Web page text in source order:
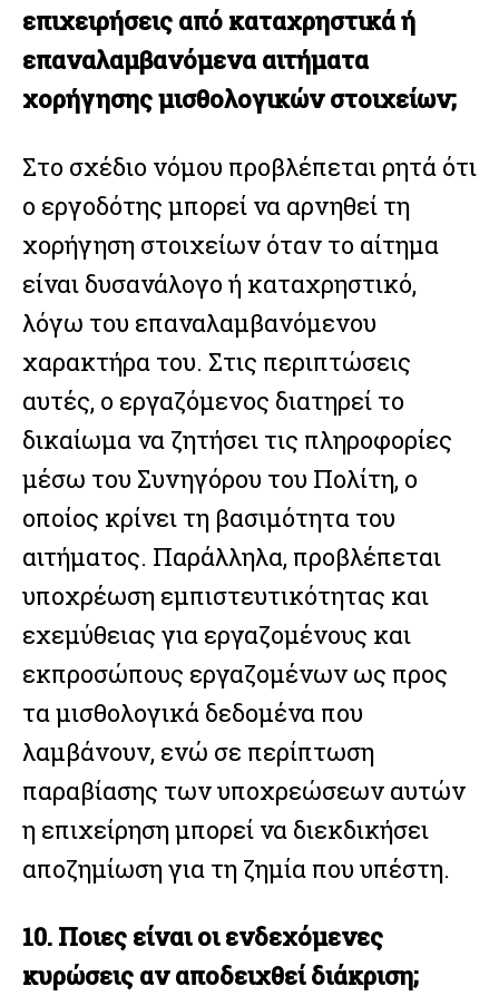
επιχειρήσεις από καταχρηστικά ή
επαναλαμβανόμενα αιτήματα
χορήγησης μισθολογικών στοιχείων;
Στο σχέδιο νόμου προβλέπεται ρητά ότι
ο εργοδότης μπορεί να αρνηθεί τη
χορήγηση στοιχείων όταν το αίτημα
είναι δυσανάλογο ή καταχρηστικό,
λόγω του επαναλαμβανόμενου
χαρακτήρα του. Στις περιπτώσεις
αυτές, ο εργαζόμενος διατηρεί το
δικαίωμα να ζητήσει τις πληροφορίες
μέσω του Συνηγόρου του Πολίτη, ο
οποίος κρίνει τη βασιμότητα του
αιτήματος. Παράλληλα, προβλέπεται
υποχρέωση εμπιστευτικότητας και
εχεμύθειας για εργαζομένους και
εκπροσώπους εργαζομένων ως προς
τα μισθολογικά δεδομένα που
λαμβάνουν, ενώ σε περίπτωση
παραβίασης των υποχρεώσεων αυτών
η επιχείρηση μπορεί να διεκδικήσει
αποζημίωση για τη ζημία που υπέστη.
10. Ποιες είναι οι ενδεχόμενες
κυρώσεις αν αποδειχθεί διάκριση;